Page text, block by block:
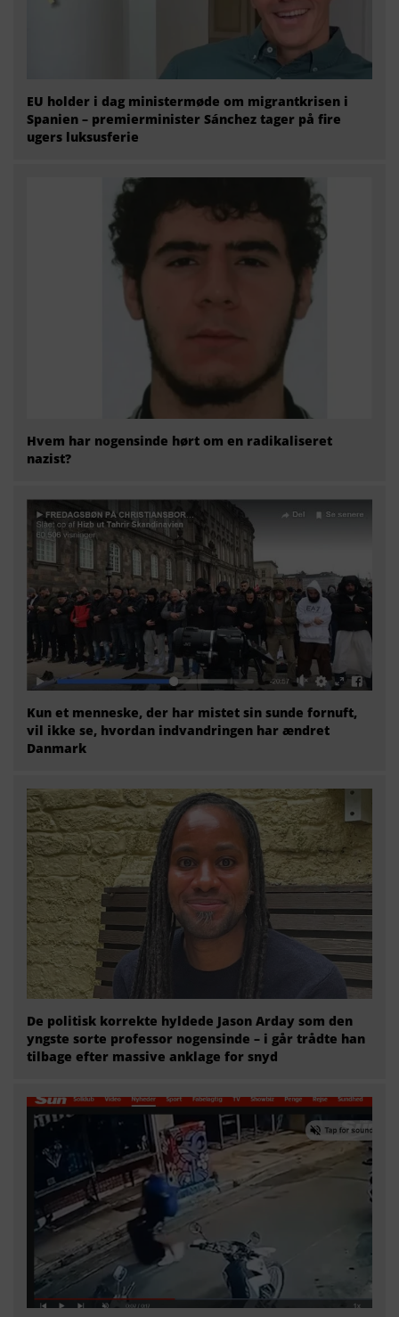
EU holder i dag ministermøde om migrantkrisen i
Spanien – premierminister Sánchez tager på fire
ugers luksusferie
Hvem har nogensinde hørt om en radikaliseret
nazist?
Kun et menneske, der har mistet sin sunde fornuft,
vil ikke se, hvordan indvandringen har ændret
Danmark
De politisk korrekte hyldede Jason Arday som den
yngste sorte professor nogensinde – i går trådte han
tilbage efter massive anklage for snyd